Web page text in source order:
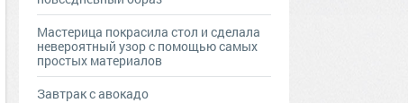
Мастерица покрасила стол и сделала
невероятный узор с помощью самых
простых материалов
Завтрак с авокадо